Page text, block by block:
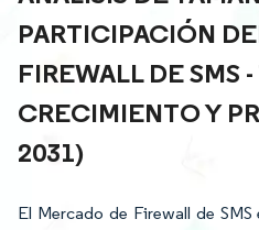
PARTICIPACIÓN
FIREWALL DE SMS
CRECIMIENTO Y
2031)
El Mercado de Firewall de